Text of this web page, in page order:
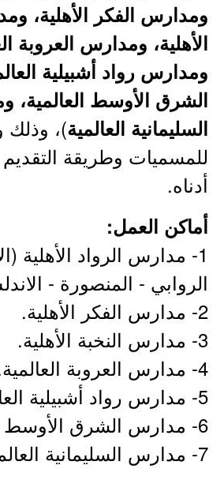
ومدارس الفكر الأهلية،
الأهلية، ومدارس العروبة
ومدارس رواد أشبيلية
الشرق الأوسط العالمية،
السليمانية العالمية)، وذلك
للمسميات وطريقة
أدناه.
أماكن العمل:
1- مدارس الرواد الأهلية
الروابي - المنصورة -
2- مدارس الفكر الأهلية.
3- مدارس النخبة الأهلية.
4- مدارس العروبة العالمية.
5- مدارس رواد أشبيلية العالمية.
6- مدارس الشرق الأوسط العالمية.
7- مدارس السليمانية العالمية.